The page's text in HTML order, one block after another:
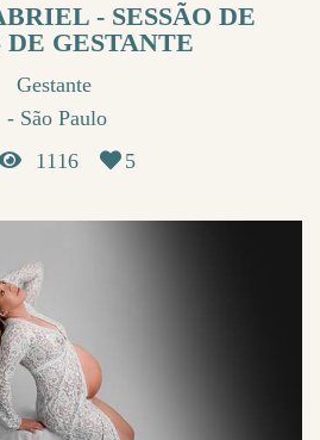
- SESSÃO DE
DE GESTANTE
Gestante
São Paulo
1116
5